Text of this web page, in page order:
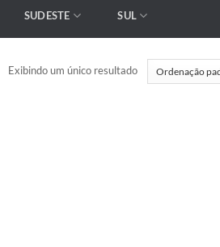
SUDESTE SUL
Exibindo um único resultado